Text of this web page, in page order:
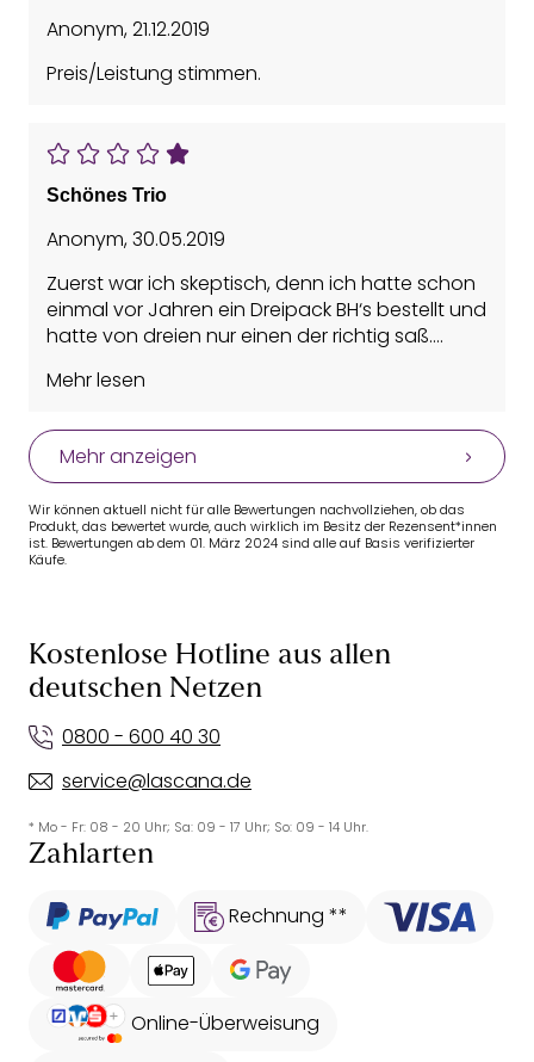
Anonym,21.12.2019
Preis/Leistung stimmen.
Schönes Trio
Anonym,30.05.2019
Zuerst war ich skeptisch, denn ich hatte schon
einmal vor Jahren ein Dreipack BH‘s bestellt und
hatte von dreien nur einen der richtig saß.
perfekt und sehen wunderschön aus! Würde
Vorteile: Bequem, Schön, Schönes Dekolleté,
Mehr lesen
Mehr anzeigen
Wir können aktuell nicht für alle Bewertungen nachvollziehen, ob das
Produkt, das bewertet wurde, auch wirklich im Besitz der Rezensent*innen
ist. Bewertungen ab dem 01. März 2024 sind alle auf Basis verifizierter
Käufe.
Kostenlose Hotline aus allen
deutschen Netzen
0800 - 600 40 30
service@lascana.de
* Mo - Fr: 08 - 20 Uhr; Sa: 09 - 17 Uhr; So: 09 - 14 Uhr.
Zahlarten
Rechnung **
Online-Überweisung